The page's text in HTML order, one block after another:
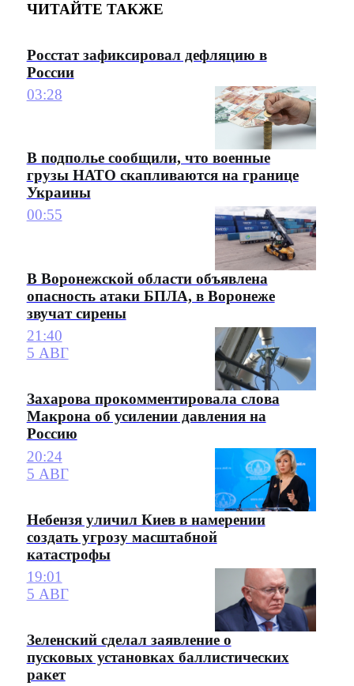
ЧИТАЙТЕ ТАКЖЕ
Росстат зафиксировал дефляцию в
России
03:28
В подполье сообщили, что военные
грузы НАТО скапливаются на границе
Украины
00:55
В Воронежской области объявлена
опасность атаки БПЛА, в Воронеже
звучат сирены
21:40
5 АВГ
Захарова прокомментировала слова
Макрона об усилении давления на
Россию
20:24
5 АВГ
Небензя уличил Киев в намерении
создать угрозу масштабной
катастрофы
19:01
5 АВГ
Зеленский сделал заявление о
пусковых установках баллистических
ракет